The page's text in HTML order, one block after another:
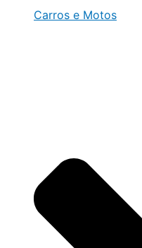
Carros e Motos